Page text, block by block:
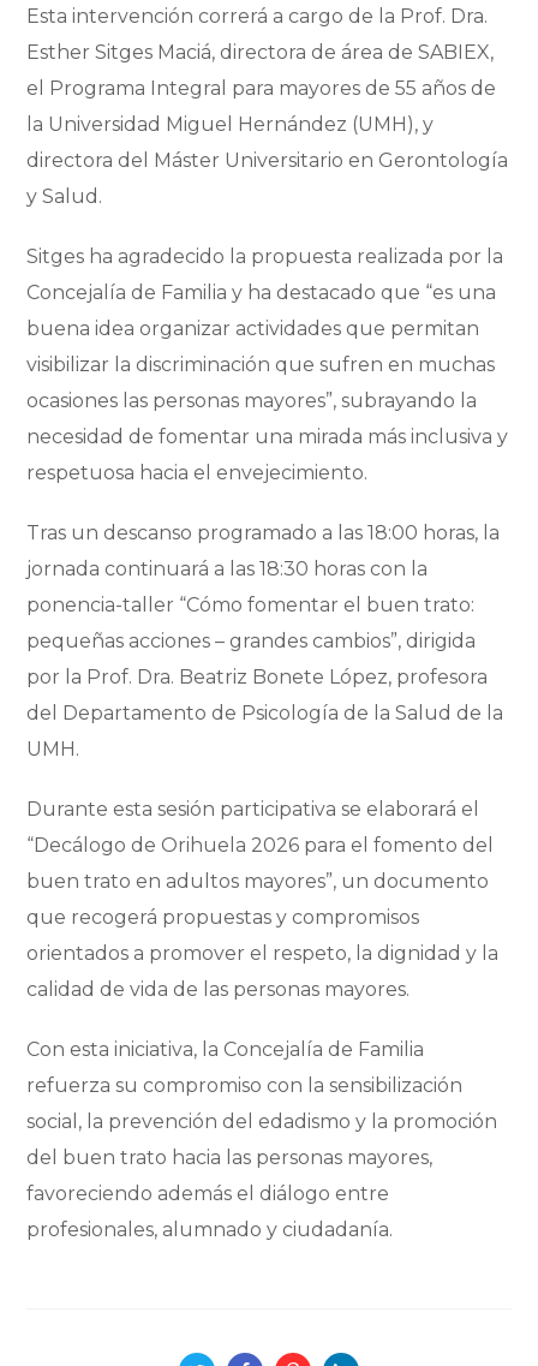
Esta intervención correrá a cargo de la Prof. Dra.
Esther Sitges Maciá, directora de área de SABIEX,
el Programa Integral para mayores de 55 años de
la Universidad Miguel Hernández (UMH), y
directora del Máster Universitario en Gerontología
y Salud.
Sitges ha agradecido la propuesta realizada por la
Concejalía de Familia y ha destacado que “es una
buena idea organizar actividades que permitan
visibilizar la discriminación que sufren en muchas
ocasiones las personas mayores”, subrayando la
necesidad de fomentar una mirada más inclusiva y
respetuosa hacia el envejecimiento.
Tras un descanso programado a las 18:00 horas, la
jornada continuará a las 18:30 horas con la
ponencia-taller “Cómo fomentar el buen trato:
pequeñas acciones – grandes cambios”, dirigida
por la Prof. Dra. Beatriz Bonete López, profesora
del Departamento de Psicología de la Salud de la
UMH.
Durante esta sesión participativa se elaborará el
“Decálogo de Orihuela 2026 para el fomento del
buen trato en adultos mayores”, un documento
que recogerá propuestas y compromisos
orientados a promover el respeto, la dignidad y la
calidad de vida de las personas mayores.
Con esta iniciativa, la Concejalía de Familia
refuerza su compromiso con la sensibilización
social, la prevención del edadismo y la promoción
del buen trato hacia las personas mayores,
favoreciendo además el diálogo entre
profesionales, alumnado y ciudadanía.